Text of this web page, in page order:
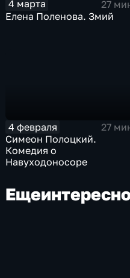
4 марта
27
Елена Поленова. Змий
4 февраля
27
Симеон Полоцкий.
Комедия о
Навуходоносоре
Еще